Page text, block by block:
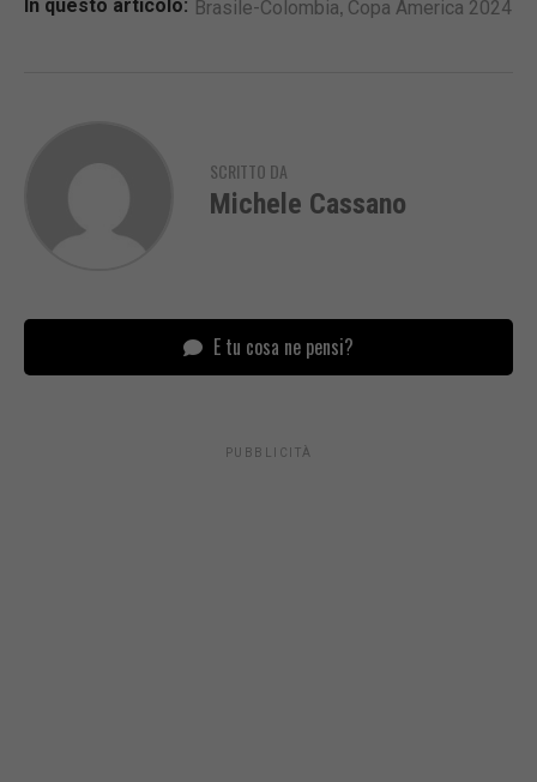
In questo articolo: Brasile-Colombia, Copa America 2024
SCRITTO DA
Michele Cassano
E tu cosa ne pensi?
PUBBLICITÀ